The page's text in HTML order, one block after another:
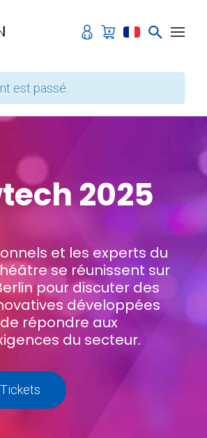
est passé.
2025
et les experts du
se réunissent sur
pour discuter des
développées
répondre aux
du secteur.